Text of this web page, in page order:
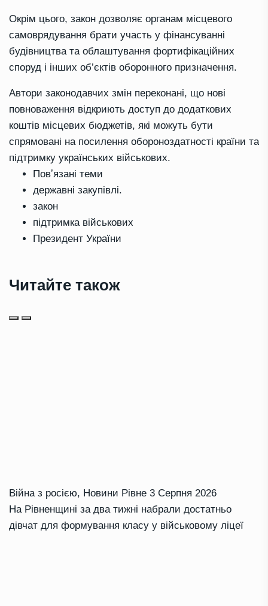
Окрім цього, закон дозволяє органам місцевого
самоврядування брати участь у фінансуванні
будівництва та облаштування фортифікаційних
споруд і інших об’єктів оборонного призначення.
Автори законодавчих змін переконані, що нові
повноваження відкриють доступ до додаткових
коштів місцевих бюджетів, які можуть бути
спрямовані на посилення обороноздатності країни та
підтримку українських військових.
Повʼязані теми
державні закупівлі.
закон
підтримка військових
Президент України
Читайте також
Війна з росією, Новини Рівне 3 Серпня 2026
На Рівненщині за два тижні набрали достатньо
дівчат для формування класу у військовому ліцеї